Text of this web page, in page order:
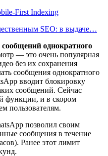
First Indexing
SEO: в выдаче…
однократного
— это очень популярная
без их сохранения
сообщения однократного
вводит блокировку
сообщений. Сейчас
функции, и в скором
пользователям.
позволил своим
сообщения в течение
Ранее этот лимит